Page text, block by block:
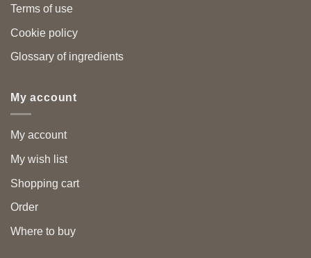
Terms of use
Cookie policy
Glossary of ingredients
My account
My account
My wish list
Shopping cart
Order
Where to buy